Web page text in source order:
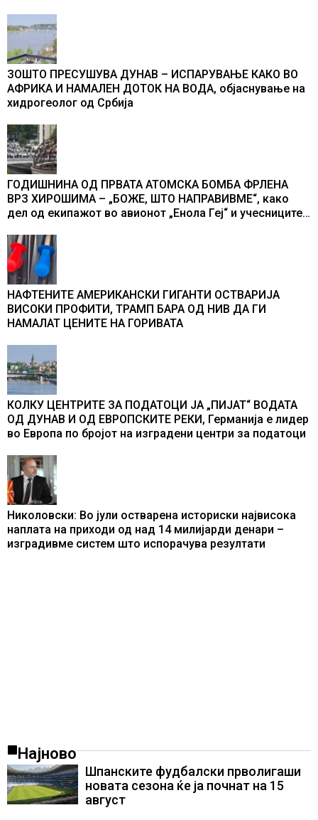
ЗОШТО ПРЕСУШУВА ДУНАВ – ИСПАРУВАЊЕ КАКО ВО
АФРИКА И НАМАЛЕН ДОТОК НА ВОДА, објаснување на
хидрогеолог од Србија
ГОДИШНИНА ОД ПРВАТА АТОМСКА БОМБА ФРЛЕНА
ВРЗ ХИРОШИМА – „БОЖЕ, ШТО НАПРАВИВМЕ“, како
дел од екипажот во авионот „Енола Геј“ и учесниците
промени текот на историјата
НАФТЕНИТЕ АМЕРИКАНСКИ ГИГАНТИ ОСТВАРИЈА
ВИСОКИ ПРОФИТИ, ТРАМП БАРА ОД НИВ ДА ГИ
НАМАЛАТ ЦЕНИТЕ НА ГОРИВАТА
КОЛКУ ЦЕНТРИТЕ ЗА ПОДАТОЦИ ЈА „ПИЈАТ“ ВОДАТА
ОД ДУНАВ И ОД ЕВРОПСКИТЕ РЕКИ, Германија е лидер
во Европа по бројот на изградени центри за податоци
Николовски: Во јули остварена историски највисока
наплата на приходи од над 14 милијарди денари –
изградивме систем што испорачува резултати
Најново
Шпанските фудбалски прволигаши
новата сезона ќе ја почнат на 15
август